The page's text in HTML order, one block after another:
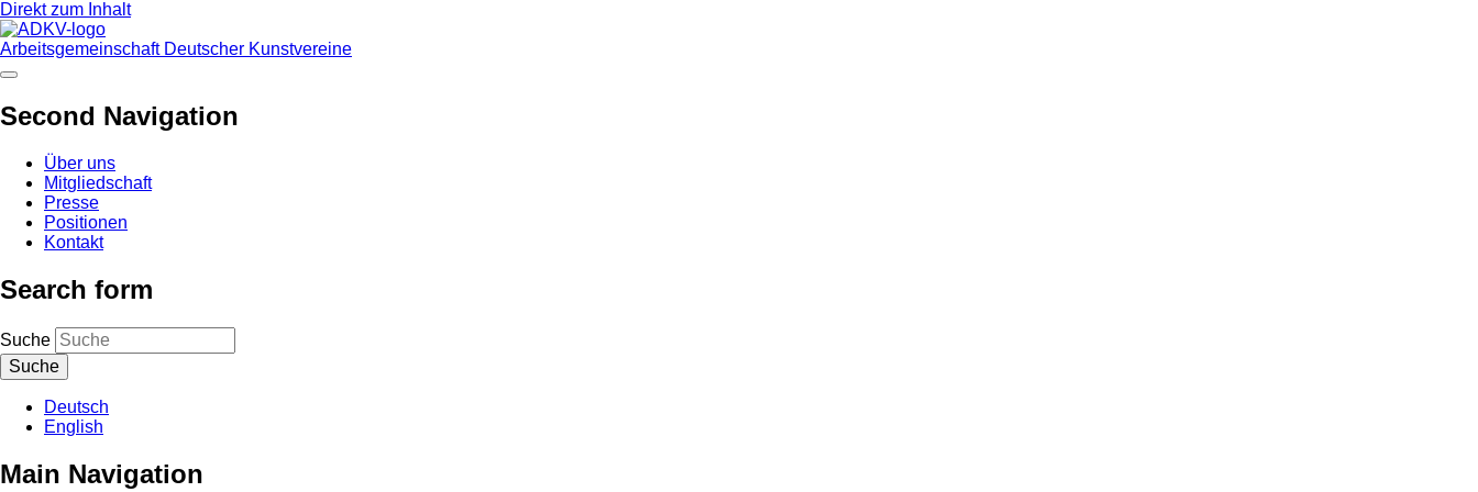
Direkt zum Inhalt
Arbeitsgemeinschaft Deutscher Kunstvereine
Second Navigation
Über uns
Mitgliedschaft
Presse
Positionen
Kontakt
Search form
Suche
Deutsch
English
Main Navigation